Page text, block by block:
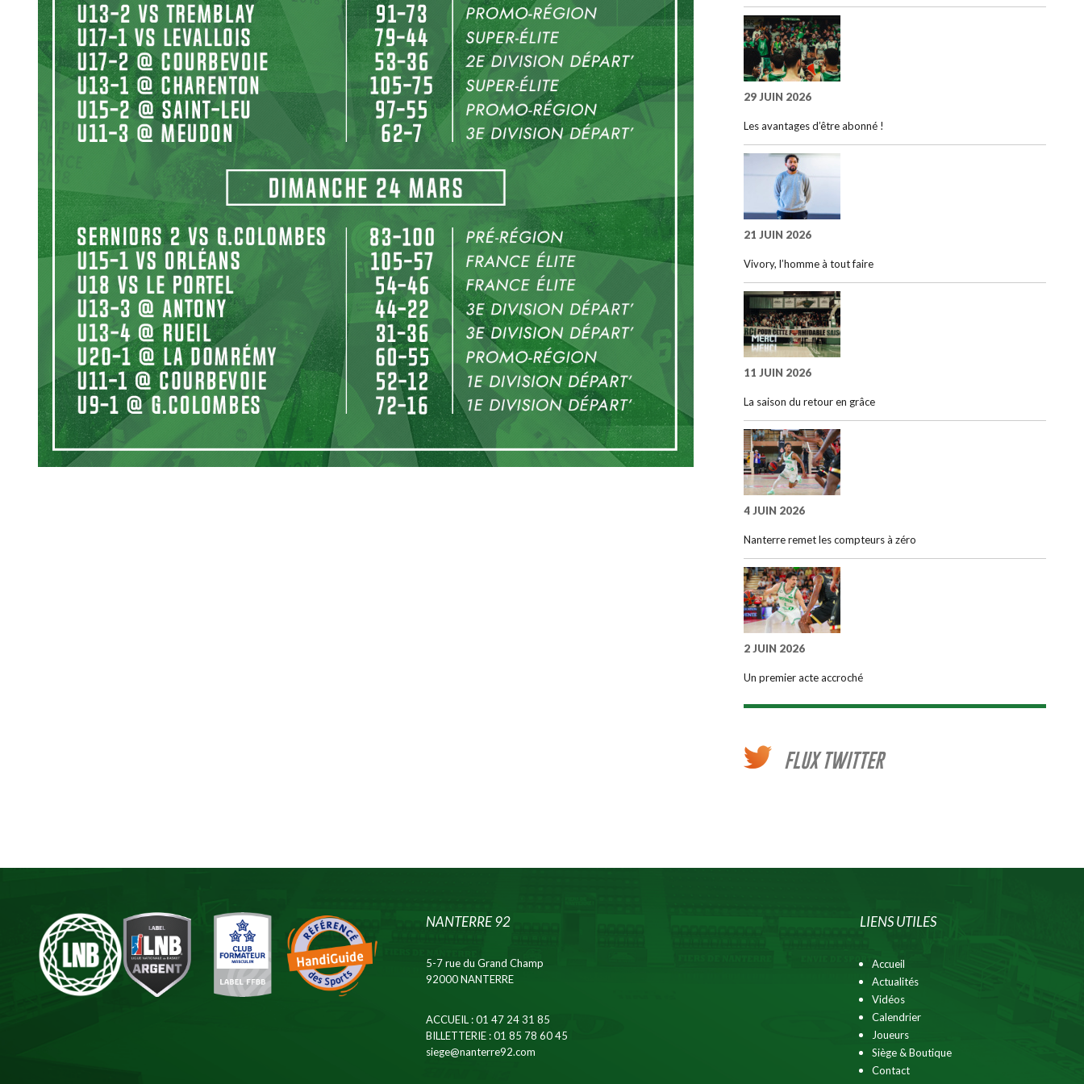
29 JUIN 2026
Les avantages d’être abonné !
21 JUIN 2026
Vivory, l’homme à tout faire
11 JUIN 2026
La saison du retour en grâce
4 JUIN 2026
Nanterre remet les compteurs à zéro
2 JUIN 2026
Un premier acte accroché
FLUX TWITTER
NANTERRE 92
5-7 rue du Grand Champ
92000 NANTERRE
ACCUEIL : 01 47 24 31 85
BILLETTERIE : 01 85 78 60 45
siege@nanterre92.com
LIENS UTILES
Accueil
Actualités
Vidéos
Calendrier
Joueurs
Siège & Boutique
Contact